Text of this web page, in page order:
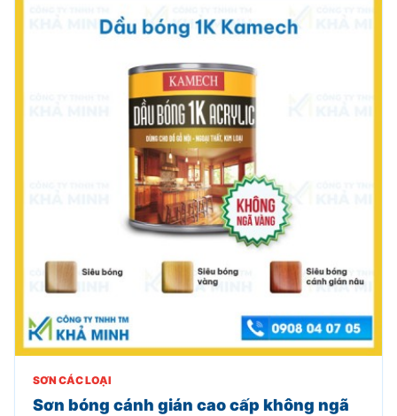
SƠN CÁC LOẠI
Sơn bóng cánh gián cao cấp không ngã